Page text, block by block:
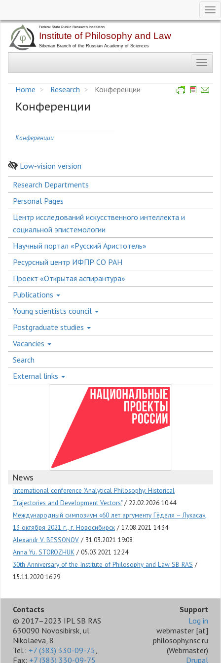
main
Home
Research Конференции
Конференции
Конференции
Low-vision version
Боковое
меню
Research Departments
Personal Pages
Центр исследований искусственного интеллекта и
социальной эпистемологии
Научный портал «Русский Аристотель»
Ресурсный центр ИФПР СО РАН
Проект «Открытая аспирантура»
Publications
Young scientists council
Postgraduate studies
Vacancies
Search
External links
News
International conference "Analytical Philosophy: Historical
Trajectories and Development Vectors"
22.02.2026 10:44
Международный симпозиум «60 лет аргументу Гёделя – Лукаса»,
13 октября 2021 г., г. Новосибирск
17.08.2021 14:34
Alexandr V. BESSONOV
31.03.2021 19:08
Anna Yu. STOROZHUK
05.03.2021 12:24
30th Anniversary of the Institute of Philosophy and Law SB RAS
15.11.2020 16:29
Contacts
© 2017–2023 IPL SB RAS
630090 Novosibirsk, ul.
Nikolaeva, 8
Tel.: +7 (383) 330-09-75,
Fax: +7 (383) 330-09-75
Support
Log in
webmaster [at]
philosophy.nsc.ru
(Webmaster)
Drupal